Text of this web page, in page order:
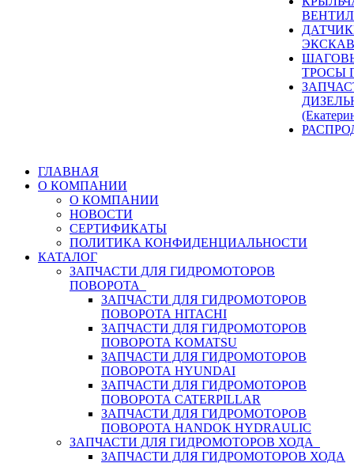
ТРОСЫ
ГЛАВНАЯ
О КОМПАНИИ
О КОМПАНИИ
НОВОСТИ
СЕРТИФИКАТЫ
ПОЛИТИКА КОНФИДЕНЦИАЛЬНОСТИ
КАТАЛОГ
ЗАПЧАСТИ ДЛЯ ГИДРОМОТОРОВ
ПОВОРОТА
ЗАПЧАСТИ ДЛЯ ГИДРОМОТОРОВ
ПОВОРОТА HITACHI
ЗАПЧАСТИ ДЛЯ ГИДРОМОТОРОВ
ПОВОРОТА KOMATSU
ЗАПЧАСТИ ДЛЯ ГИДРОМОТОРОВ
ПОВОРОТА HYUNDAI
ЗАПЧАСТИ ДЛЯ ГИДРОМОТОРОВ
ПОВОРОТА CATERPILLAR
ЗАПЧАСТИ ДЛЯ ГИДРОМОТОРОВ
ПОВОРОТА HANDOK HYDRAULIC
ЗАПЧАСТИ ДЛЯ ГИДРОМОТОРОВ ХОДА
ЗАПЧАСТИ ДЛЯ ГИДРОМОТОРОВ ХОДА